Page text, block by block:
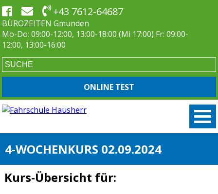
+43 7612-64687
BÜROZEITEN Gmunden
Mo-Do: 09:00-12:00, 13:00-18:00 (Mi 17:00) Fr: 09:00-
12:00, 13:00-16:00
ONLINE TEST
4-WOCHENKURS 02.09.2024
Kurs-Übersicht für: